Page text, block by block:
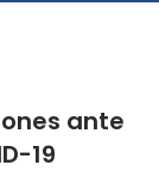
ante
19